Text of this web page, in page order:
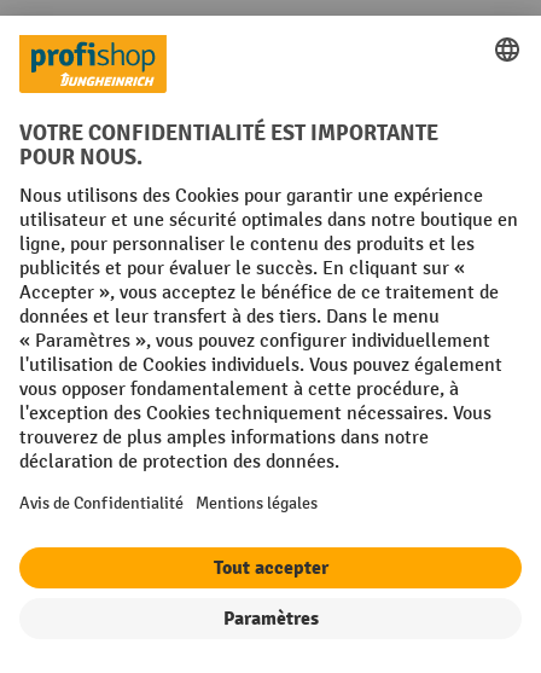
Vos avantages professionnels
Livraison gratuite à partir de 50€
Protection des données sécurisée
Conseils d'achat personnalisés
Modes de paiement
Creditcard (Master)Creditcard (Visa)
PayPal
Réseaux sociaux